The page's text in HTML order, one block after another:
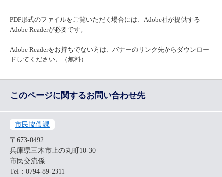
PDF形式のファイルをご覧いただく場合には、Adobe社が提供する
Adobe Readerが必要です。
Adobe Readerをお持ちでない方は、バナーのリンク先からダウンロー
ドしてください。（無料）
このページに関するお問い合わせ先
市民協働課
〒673-0492
兵庫県三木市上の丸町10-30
市民交流係
Tel：0794-89-2311